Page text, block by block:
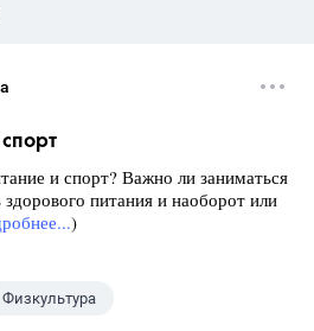
и спорт? Важно ли заниматься
питания и наоборот или
)
Физкультура